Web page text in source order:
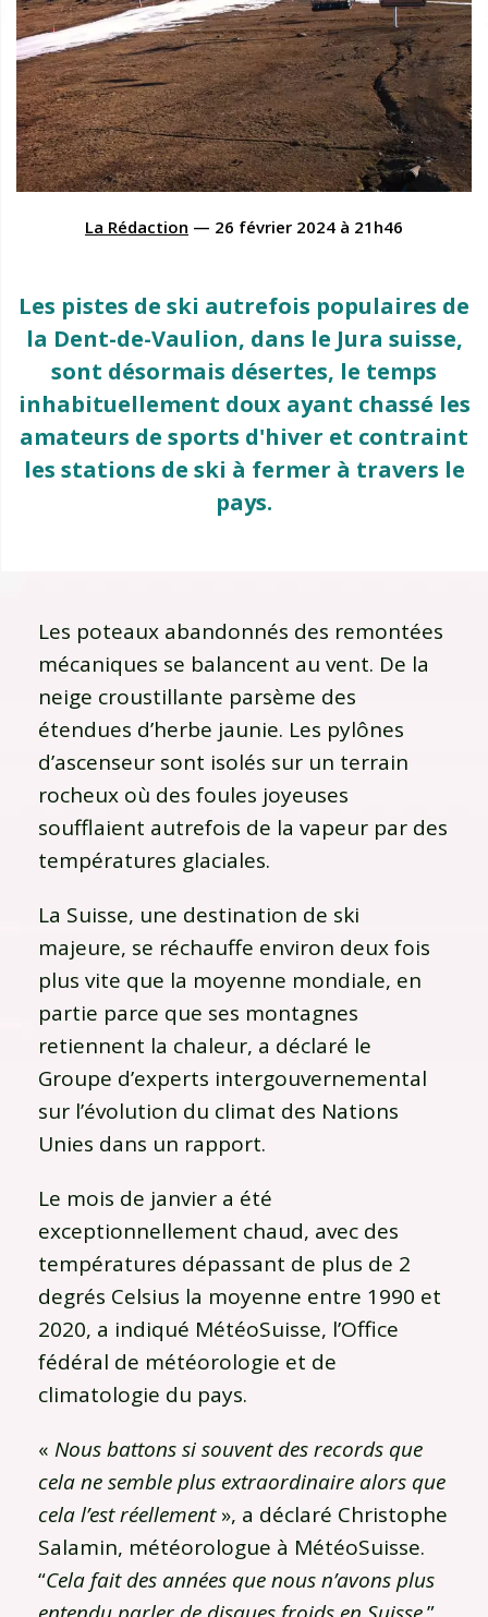
La Rédaction — 26 février 2024 à 21h46
Les pistes de ski autrefois populaires de
la Dent-de-Vaulion, dans le Jura suisse,
sont désormais désertes, le temps
inhabituellement doux ayant chassé les
amateurs de sports d'hiver et contraint
les stations de ski à fermer à travers le
pays.
Les poteaux abandonnés des remontées
mécaniques se balancent au vent. De la
neige croustillante parsème des
étendues d’herbe jaunie. Les pylônes
d’ascenseur sont isolés sur un terrain
rocheux où des foules joyeuses
soufflaient autrefois de la vapeur par des
températures glaciales.
La Suisse, une destination de ski
majeure, se réchauffe environ deux fois
plus vite que la moyenne mondiale, en
partie parce que ses montagnes
retiennent la chaleur, a déclaré le
Groupe d’experts intergouvernemental
sur l’évolution du climat des Nations
Unies dans un rapport.
Le mois de janvier a été
exceptionnellement chaud, avec des
températures dépassant de plus de 2
degrés Celsius la moyenne entre 1990 et
2020, a indiqué MétéoSuisse, l’Office
fédéral de météorologie et de
climatologie du pays.
« Nous battons si souvent des records que
cela ne semble plus extraordinaire alors que
cela l’est réellement», a déclaré Christophe
Salamin, météorologue à MétéoSuisse.
“Cela fait des années que nous n’avons plus